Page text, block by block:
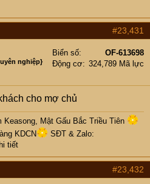
#23,431
nghiệp}
Biển số
OF-613698
Động cơ
324,789 Mã lực
cho mợ chủ
Keasong, Mật Gấu Bắc Triều Tiên
KDCN
SĐT & Zalo:
tiết
#23,432